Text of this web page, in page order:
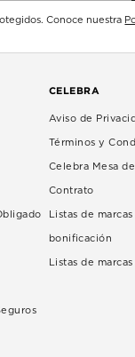
Conoce nuestra
CELEBRA
Aviso de
Términos y
Celebra Mesa
Contrato
Listas de marcas
bonificación
Listas de